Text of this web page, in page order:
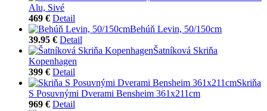
Alu, Sivé
469 € Detail
Behúň Levin, 50/150cm
39.95 € Detail
Šatníková Skriňa
Kopenhagen
399 € Detail
Skriňa
S Posuvnými Dverami Bensheim 361x211cm
969 € Detail